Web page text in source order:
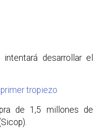
intentará desarrollar el
tropiezo
de 1,5 millones de